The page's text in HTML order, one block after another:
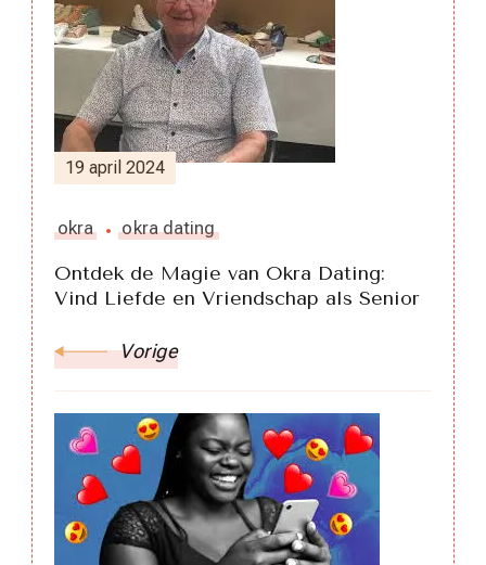
19 april 2024
okra okra dating
Ontdek de Magie van Okra Dating:
Vind Liefde en Vriendschap als Senior
Vorige